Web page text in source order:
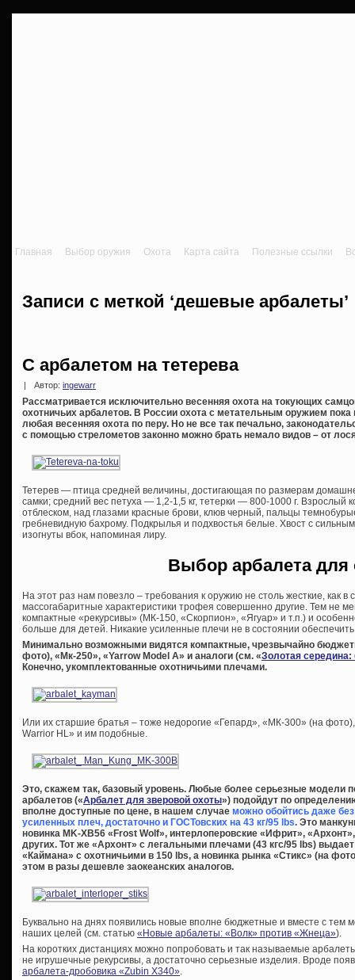
Главная Выбор оружия Охота Карта сайта Полезные ссылки
Записи с меткой ‘дешевые арбалеты’
С арбалетом на тетерева
Автор: ingewarr
Рассматривается исключительно весенняя охота на токующих
охотничьих арбалетов. В России охота с метательным оружием
любая весенняя охота по перу. Но не все так печально,
с помощью стрелометов законно можно брать немало видов – от
Тетерев — птица средней величины, достигающая по размерам
самки; средний вес петуха — 1,2-1,5 кг, тетерки — 800-1000 г. Взрослый
отблеском, над глазами красные брови, клюв черный, пальцы
гребневидную бахрому. Подкрылья и подхвостья белые. Хвост с
изогнуты вбок, напоминая лиру.
Выбор арбалета для
На этот раз нам повезло – требования к оружию не столь жесткие, как в
массогабаритные характеристики трофея совершенно другие. Тем не
компактные «рекурсивы» (МК-150, «Скорпион», «Ягуар» и т.п.) и
больше для детей. Никакие усиленные плечи не в состоянии
Минимально возможными видятся компактные, чрезвычайно
фото), «Мк-250», «Yarrow Model A» и аналоги (см. «Золотая
Конечно, укомплектованные охотничьими плечами.
Или их старшие братья – тоже недорогие «Гепард», «МК-300» (на
Warrior HL» и им подобные.
Это, скажем так, базовый уровень. Любые более серьезные модели
арбалетов («Арбалет для зверовой охоты») подойдут по
вполне доступные по цене, в нашем случае можно обойтись даже
усиленных плеч, достаточно и ГОСТовских на 43 кг/95 lbs. Это
новинка MK-XB56 «Frost Wolf», интерлоперовские «Ифрит»,
других. Тот же «Архонт» с легальными плечами (43 кгс/95 lbs)
«Каймана» с охотничьими в 150 lbs, а новинка рынка «Стикс» (на
этом в разы дешевле заокеанских аналогов.
Буквально на днях появились новые вполне бюджетные и вместе с
наших целей (см. статью «Новые арбалеты: «Волк» против «Жнеца»).
На коротких дистанциях можно попробовать и так называемые
не игрушечные рекурсивы, а достаточно серьезные изделия. Вроде
арбалета-дробовика «Zubin X340»